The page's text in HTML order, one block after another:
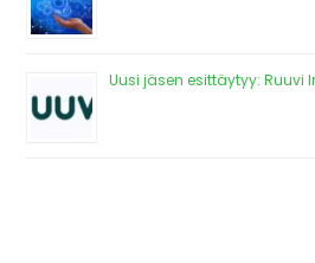
Uusi jäsen esittäytyy: Ruuvi